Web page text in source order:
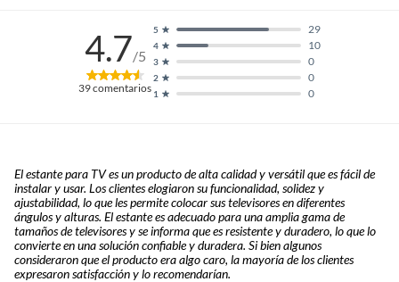
4.7/5
39comentarios 1 0
2 0
3 0
4 10
5 29
El estante para TV es un producto de alta calidad y versátil que es fácil de
instalar y usar. Los clientes elogiaron su funcionalidad, solidez y
ajustabilidad, lo que les permite colocar sus televisores en diferentes
ángulos y alturas. El estante es adecuado para una amplia gama de
tamaños de televisores y se informa que es resistente y duradero, lo que lo
convierte en una solución confiable y duradera. Si bien algunos
consideraron que el producto era algo caro, la mayoría de los clientes
expresaron satisfacción y lo recomendarían.